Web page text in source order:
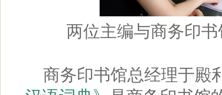
两位主编与商务印
商务印书馆总经理于殿